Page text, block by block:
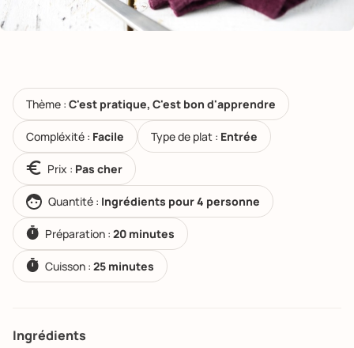
Thème : C'est pratique, C'est bon d'apprendre
Compléxité : Facile Type de plat : Entrée
Prix : Pas cher
Quantité : Ingrédients pour 4 personne
Préparation :20 minutes
Cuisson :25 minutes
Ingrédients